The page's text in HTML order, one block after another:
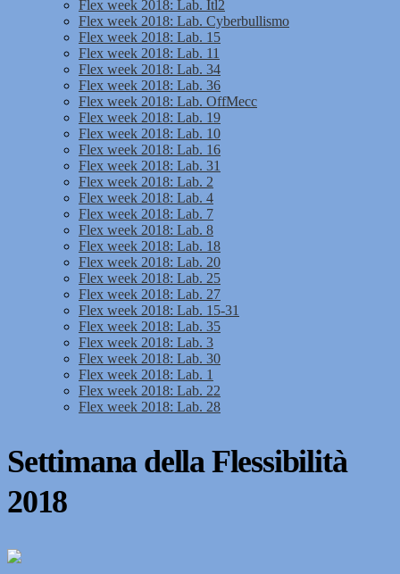
Flex week 2018: Lab. Itl2
Flex week 2018: Lab. Cyberbullismo
Flex week 2018: Lab. 15
Flex week 2018: Lab. 11
Flex week 2018: Lab. 34
Flex week 2018: Lab. 36
Flex week 2018: Lab. OffMecc
Flex week 2018: Lab. 19
Flex week 2018: Lab. 10
Flex week 2018: Lab. 16
Flex week 2018: Lab. 31
Flex week 2018: Lab. 2
Flex week 2018: Lab. 4
Flex week 2018: Lab. 7
Flex week 2018: Lab. 8
Flex week 2018: Lab. 18
Flex week 2018: Lab. 20
Flex week 2018: Lab. 25
Flex week 2018: Lab. 27
Flex week 2018: Lab. 15-31
Flex week 2018: Lab. 35
Flex week 2018: Lab. 3
Flex week 2018: Lab. 30
Flex week 2018: Lab. 1
Flex week 2018: Lab. 22
Flex week 2018: Lab. 28
Settimana della Flessibilità
2018